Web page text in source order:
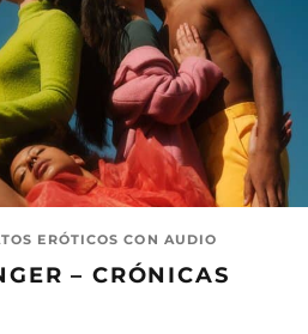
ERÓTICOS CON AUDIO
– CRÓNICAS